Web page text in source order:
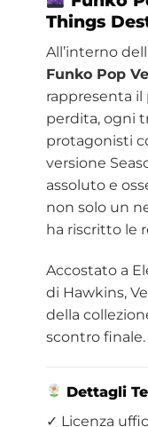
Things
All’interno
Funko Pop
rappresenta
perdita, ogni
protagonisti
versione
assoluto e
non solo un
ha riscritto le
Accostato a
di Hawkins,
della
scontro finale.
Dettagli
✓ Licenza